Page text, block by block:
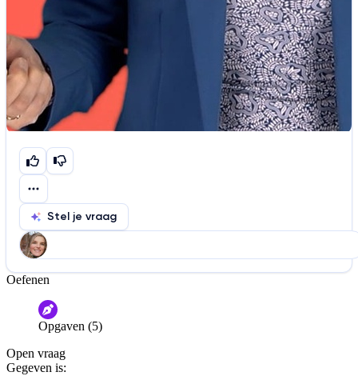
Stel je vraag
Help ons de video te verbeteren
De audio is slecht
Informatie is onjuist
De docent is te langdradig
Oefenen
Opgaven (5)
Open vraag
Gegeven is: